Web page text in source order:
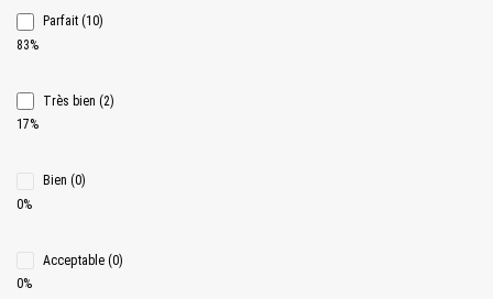
Parfait (10)
83%
Très bien (2)
17%
Bien (0)
0%
Acceptable (0)
0%